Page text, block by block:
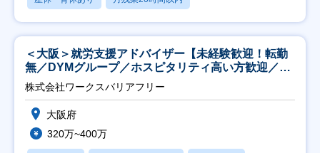
＜大阪＞就労支援アドバイザー【未経験歓迎！転勤
無／DYMグループ／ホスピタリティ高い方歓迎／土
日祝】
株式会社ワークスバリアフリー
大阪府
320万~400万